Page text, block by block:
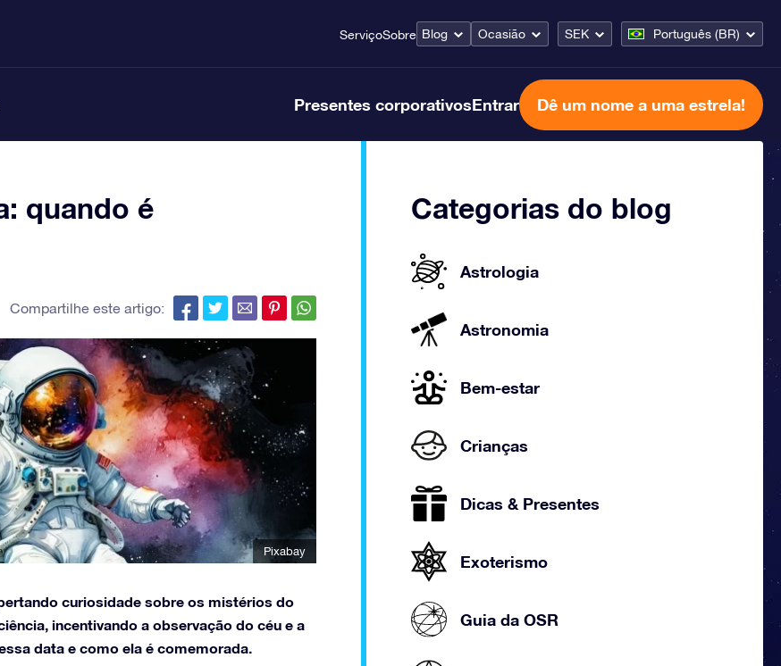
ServiçoSobre Blog Ocasião SEK Português (BR)
Presentes corporativosEntrar Dê um nome a uma estrela!
quando é
Compartilhe este artigo:
Pixabay
curiosidade sobre os mistérios do
incentivando a observação do céu e a
data e como ela é comemorada.
Categorias do blog
Astrologia
Astronomia
Bem-estar
Crianças
Dicas & Presentes
Exoterismo
Guia da OSR